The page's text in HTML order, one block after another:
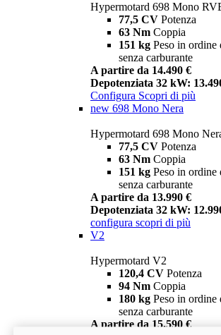
Hypermotard 698 Mono
77,5 CV Potenza
63 Nm Coppia
151 kg Peso in ordine
senza carburante
A partire da 14.490 €
Depotenziata 32 kW:
Configura Scopri di più
new 698 Mono Nera
Hypermotard 698 Mono
77,5 CV Potenza
63 Nm Coppia
151 kg Peso in ordine
senza carburante
A partire da 13.990 €
Depotenziata 32 kW:
configura scopri di più
V2
Hypermotard V2
120,4 CV Potenza
94 Nm Coppia
180 kg Peso in ordine
senza carburante
A partire da 15.590 €